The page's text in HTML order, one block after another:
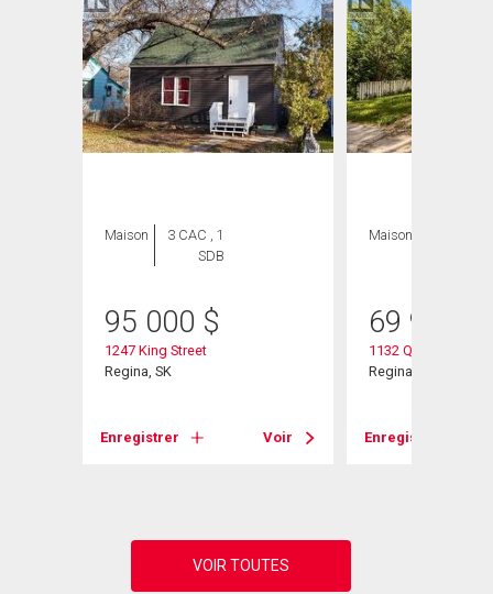
Maison
3 CAC , 1
SDB
95 000 $
1247 King Street
Regina, SK
Enregistrer Voir
Maison
69 900
1132 Queen Street
Regina, SK
Enregistrer